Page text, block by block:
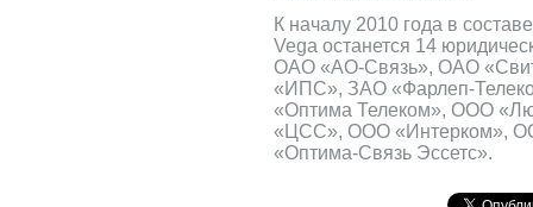
К началу 2010 года в
Vega останется 14
ОАО «АО-Связь», ОАО
«ИПС», ЗАО «Фарлеп-
«Оптима Телеком», ООО
«ЦСС», ООО «Интерком»,
«Оптима-Связь Эссетс».